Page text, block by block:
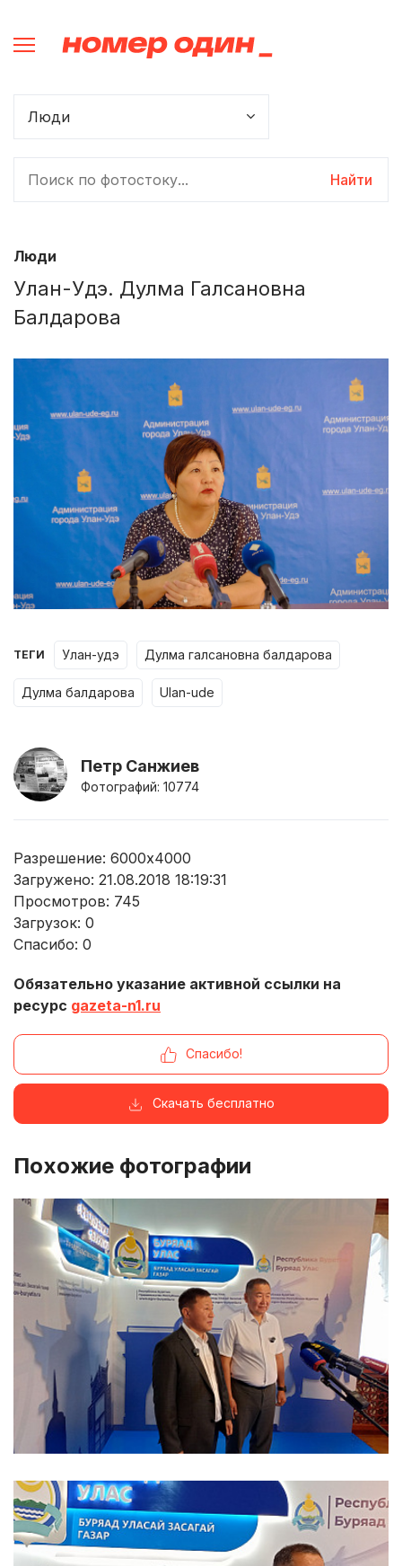
Найти
Люди
Улан-Удэ. Дулма Галсановна
Балдарова
ТЕГИ улан-удэ дулма галсановна балдарова
дулма балдарова ulan-ude
Петр Санжиев
Фотографий: 10774
Разрешение: 6000x4000
Загружено: 21.08.2018 18:19:31
Просмотров: 745
Загрузок: 0
Спасибо: 0
Обязательно указание активной ссылки на
ресурс gazeta-n1.ru
Спасибо!
Скачать бесплатно
Похожие фотографии